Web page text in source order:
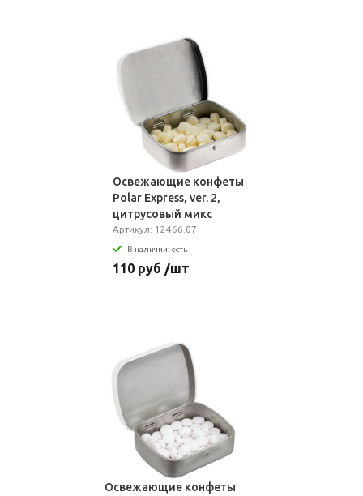
Освежающие конфеты
Polar Express, ver. 2,
цитрусовый микс
Артикул: 12466.07
В наличии: есть
110 руб /шт
Освежающие конфеты